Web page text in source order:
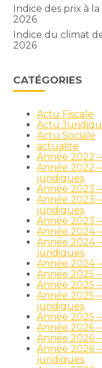
Indice des prix à
2026
Indice du climat
2026
CATÉGORIES
Actu Fiscale
Actu
Actu Sociale
actualite
Année 2022
Année 2022
juridiques
Année 2023
Année 2023
juridiques
Année 2023
Année 2024
Année 2024
juridiques
Année 2024
Année 2025 –
Année 2025
Année 2025
juridiques
Année 2025
Année 2026 –
Année 2026
Année 2026
juridiques